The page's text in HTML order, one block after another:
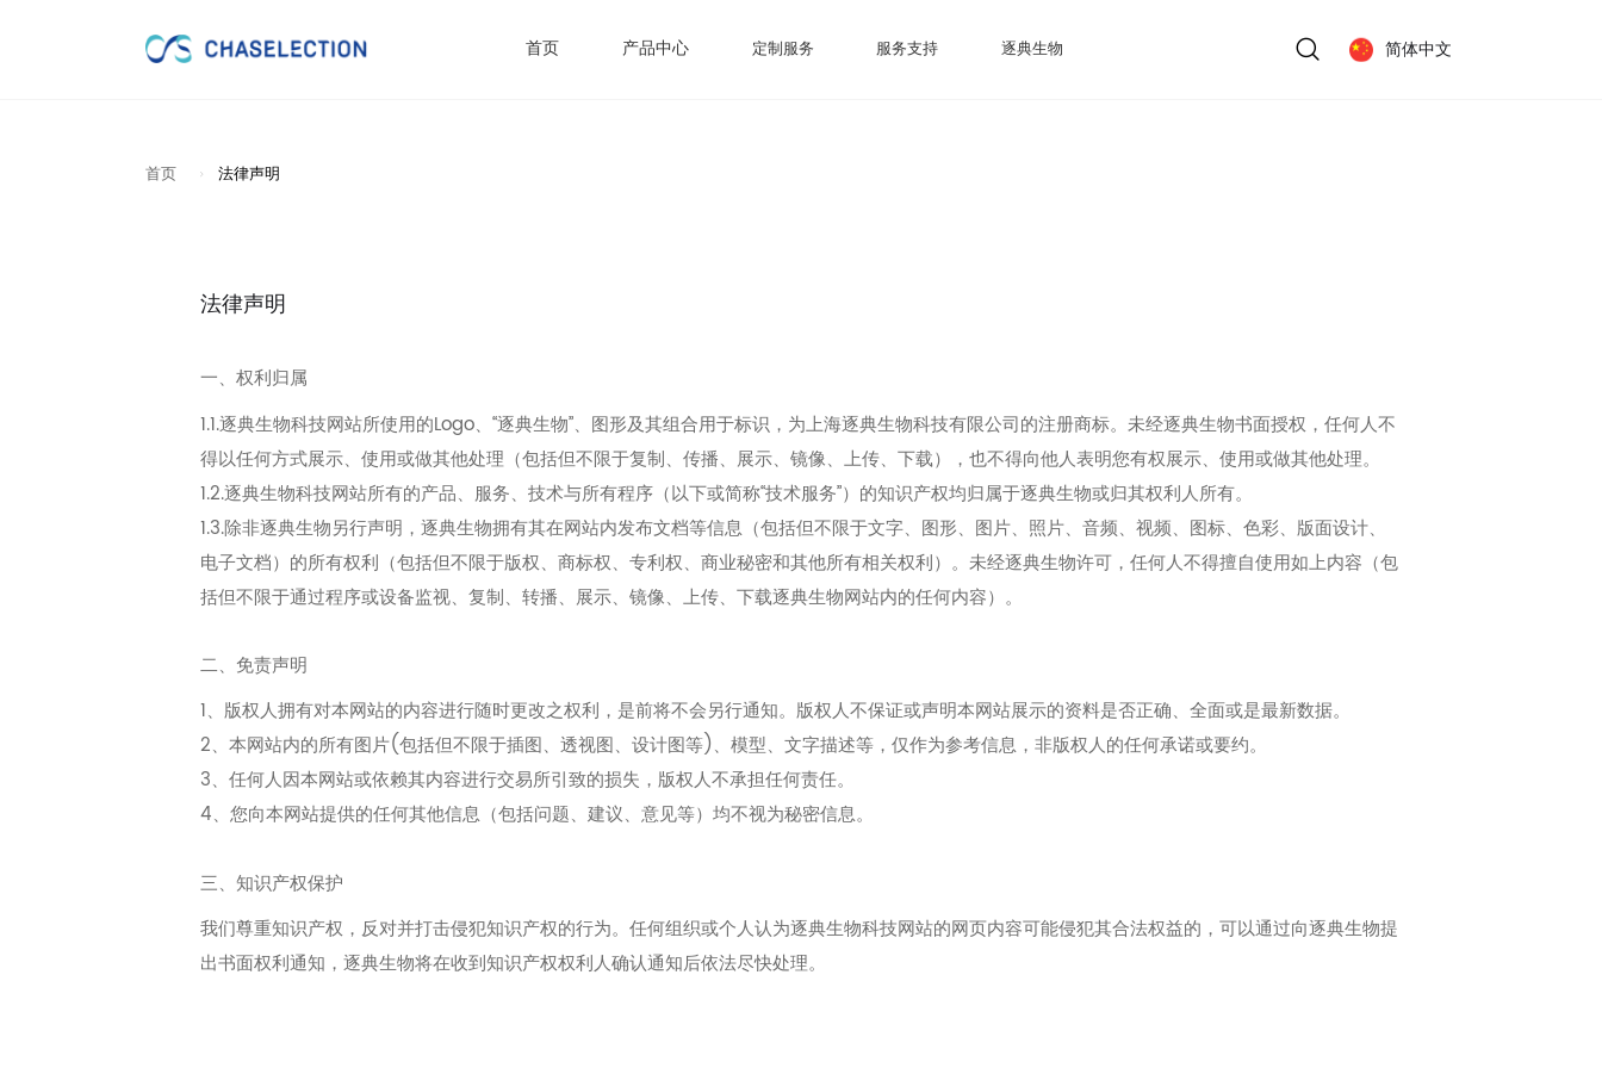
首页 产品中心 定制服务 服务支持 逐典生物 简体中文
首页 法律声明
法律声明
一、权利归属
1.1.逐典生物科技网站所使用的Logo、“逐典生物”、图形及其组合用于标识，为上海逐典生物科技有限公司的注册商标。未经逐典生物书面授权，任何人不
得以任何方式展示、使用或做其他处理（包括但不限于复制、传播、展示、镜像、上传、下载），也不得向他人表明您有权展示、使用或做其他处理。
1.2.逐典生物科技网站所有的产品、服务、技术与所有程序（以下或简称“技术服务”）的知识产权均归属于逐典生物或归其权利人所有。
1.3.除非逐典生物另行声明，逐典生物拥有其在网站内发布文档等信息（包括但不限于文字、图形、图片、照片、音频、视频、图标、色彩、版面设计、
电子文档）的所有权利（包括但不限于版权、商标权、专利权、商业秘密和其他所有相关权利）。未经逐典生物许可，任何人不得擅自使用如上内容（包
括但不限于通过程序或设备监视、复制、转播、展示、镜像、上传、下载逐典生物网站内的任何内容）。
二、免责声明
1、版权人拥有对本网站的内容进行随时更改之权利，是前将不会另行通知。版权人不保证或声明本网站展示的资料是否正确、全面或是最新数据。
2、本网站内的所有图片(包括但不限于插图、透视图、设计图等)、模型、文字描述等，仅作为参考信息，非版权人的任何承诺或要约。
3、任何人因本网站或依赖其内容进行交易所引致的损失，版权人不承担任何责任。
4、您向本网站提供的任何其他信息（包括问题、建议、意见等）均不视为秘密信息。
三、知识产权保护
我们尊重知识产权，反对并打击侵犯知识产权的行为。任何组织或个人认为逐典生物科技网站的网页内容可能侵犯其合法权益的，可以通过向逐典生物提
出书面权利通知，逐典生物将在收到知识产权权利人确认通知后依法尽快处理。